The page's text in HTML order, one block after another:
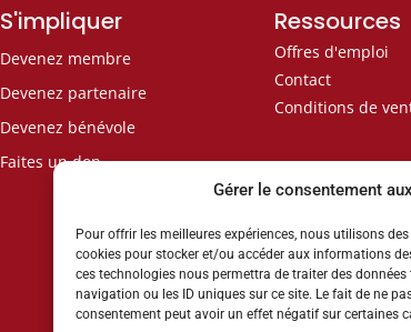
Gérer le consentement
Pour offrir les meilleures expériences, nous utilisons
cookies pour stocker et/ou accéder aux informations
ces technologies nous permettra de traiter des
navigation ou les ID uniques sur ce site. Le fait de ne
consentement peut avoir un effet négatif sur certaines
S'impliquer
Devenez membre
Devenez partenaire
Devenez bénévole
Faites un don
Ressources
Offres d'emploi
Contact
Conditions de